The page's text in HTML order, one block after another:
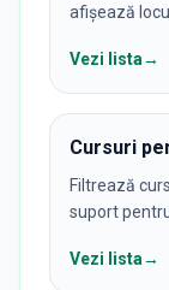
afișează
Vezi lista→
Cursuri
Filtrează
suport
Vezi lista→